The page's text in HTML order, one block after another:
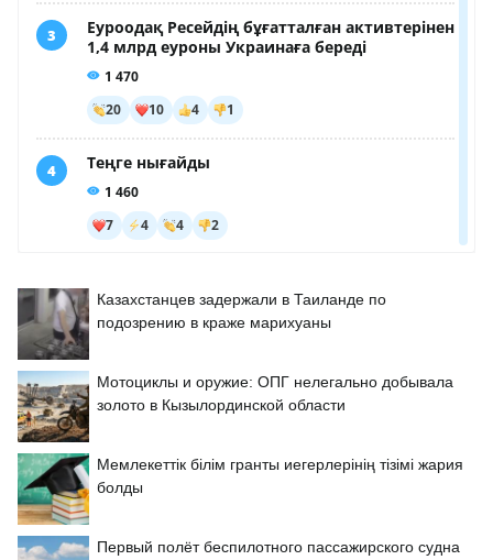
Казахстанцев задержали в Таиланде по
подозрению в краже марихуаны
Мотоциклы и оружие: ОПГ нелегально добывала
золото в Кызылординской области
Мемлекеттік білім гранты иегерлерінің тізімі жария
болды
Первый полёт беспилотного пассажирского судна